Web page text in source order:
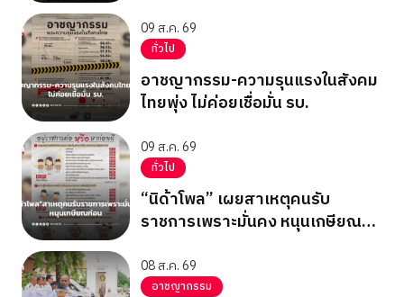
09 ส.ค. 69
ทั่วไป
อาชญากรรม-ความรุนแรงในสังคม
ไทยพุ่ง ไม่ค่อยเชื่อมั่น รบ.
09 ส.ค. 69
ทั่วไป
“นิด้าโพล” เผยสาเหตุคนรับ
ราชการเพราะมั่นคง หนุนเกษียณ
08 ส.ค. 69
อาชญากรรม